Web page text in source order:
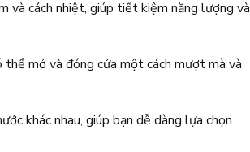
và cách nhiệt, giúp tiết kiệm năng lượng và
mở và đóng cửa một cách mượt mà và
khác nhau, giúp bạn dễ dàng lựa chọn